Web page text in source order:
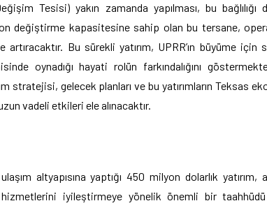
Tesisi) yakın zamanda yapılması, bu bağlılığı
değiştirme kapasitesine sahip olan bu tersane,
Bu sürekli yatırım, UPRR’ın büyüme için
oynadığı hayati rolün farkındalığını
stratejisi, gelecek planları ve bu yatırımların Teksas
vadeli etkileri ele alınacaktır.
altyapısına yaptığı 450 milyon dolarlık yatırım,
iyileştirmeye yönelik önemli bir